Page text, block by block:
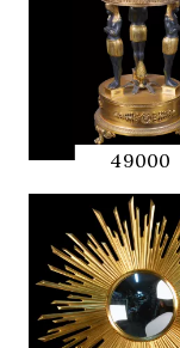
49000
QUICK
PREVIEW